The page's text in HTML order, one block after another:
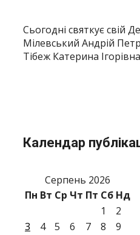
Сьогодні святкує свій
Мілевський Андрій
Тібеж Катерина Ігорівна
Календар
Серпень 2026
Пн Вт Ср Чт Пт Сб Нд
1
2
3
4 5 6 7 8
9